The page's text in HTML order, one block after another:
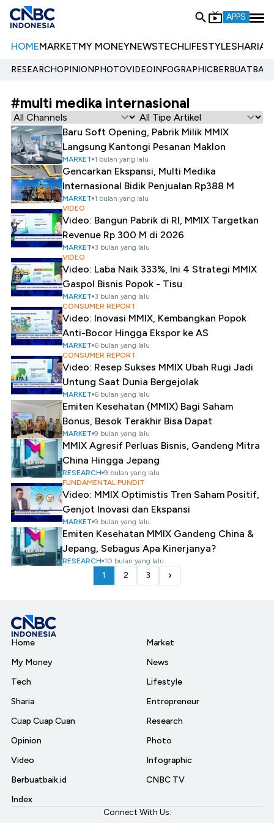
APPS
HOMEMARKETMY MONEYNEWSTECHLIFESTYLESHARIA
RESEARCHOPINIONPHOTOVIDEOINFOGRAPHIC
#multi medika internasional
Baru Soft Opening, Pabrik Milik MMIX
Langsung Kantongi Pesanan Maklon
MARKET 1 bulan yang lalu
Gencarkan Ekspansi, Multi Medika
Internasional Bidik Penjualan Rp388 M
MARKET 1 bulan yang lalu
VIDEO
Video: Bangun Pabrik di RI, MMIX Targetkan
Revenue Rp 300 M di 2026
MARKET 3 bulan yang lalu
VIDEO
Video: Laba Naik 333%, Ini 4 Strategi MMIX
Gaspol Bisnis Popok - Tisu
MARKET 3 bulan yang lalu
CONSUMER REPORT
Video: Inovasi MMIX, Kembangkan Popok
Anti-Bocor Hingga Ekspor ke AS
MARKET 6 bulan yang lalu
CONSUMER REPORT
Video: Resep Sukses MMIX Ubah Rugi Jadi
Untung Saat Dunia Bergejolak
MARKET 6 bulan yang lalu
Emiten Kesehatan (MMIX) Bagi Saham
Bonus, Besok Terakhir Bisa Dapat
MARKET 9 bulan yang lalu
MMIX Agresif Perluas Bisnis, Gandeng Mitra
China Hingga Jepang
RESEARCH 9 bulan yang lalu
FUNDAMENTAL PUNDIT
Video: MMIX Optimistis Tren Saham Positif,
Genjot Inovasi dan Ekspansi
MARKET 9 bulan yang lalu
Emiten Kesehatan MMIX Gandeng China &
Jepang, Sebagus Apa Kinerjanya?
RESEARCH 10 bulan yang lalu
1 2 3
Home
My Money
Tech
Sharia
Cuap Cuap Cuan
Opinion
Video
Berbuatbaik.id
Index
Market
News
Lifestyle
Entrepreneur
Research
Photo
Infographic
CNBC TV
Connect With Us: